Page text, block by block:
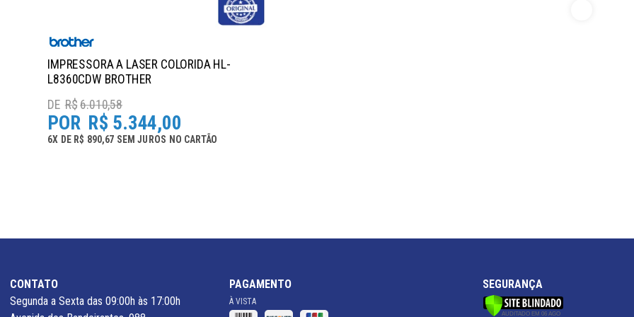
IMPRESSORA A LASER COLORIDA HL-
L8360CDW BROTHER
R$ 6.010,58
R$ 5.344,00
6X DE R$ 890,67 SEM JUROS NO CARTÃO
CONTATO
Segunda a Sexta das 09:00h às 17:00h
PAGAMENTO
À VISTA
SEGURANÇA